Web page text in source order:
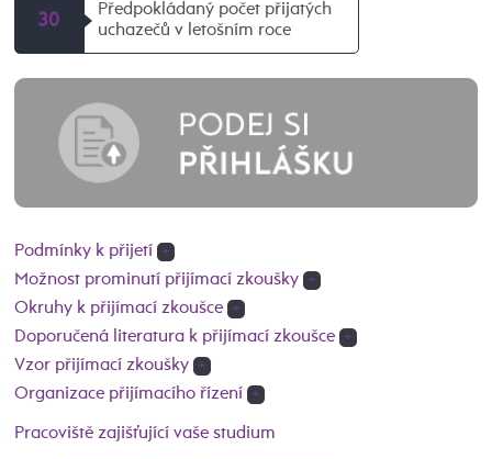
30
Předpokládaný počet přijatých
uchazečů v letošním roce
Podmínky k přijetí +
Možnost prominutí přijímací zkoušky +
Okruhy k přijímací zkoušce +
Doporučená literatura k přijímací zkoušce +
Vzor přijímací zkoušky +
Organizace přijímacího řízení +
Pracoviště zajišťující vaše studium